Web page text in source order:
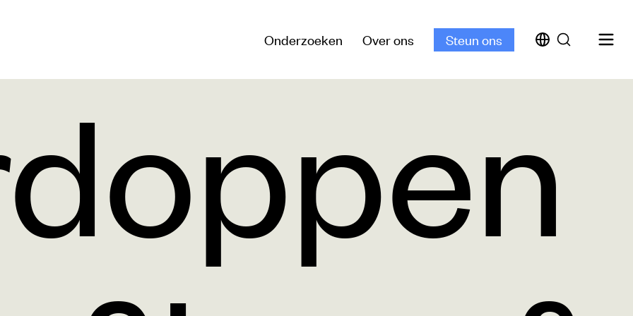
Onderzoeken Over ons Steun ons